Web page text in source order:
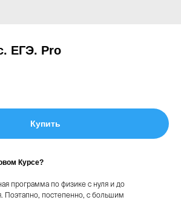
ЕГЭ. Pro
Купить
Курсе?
программа по физике с нуля и до
Поэтапно, постепенно, с большим